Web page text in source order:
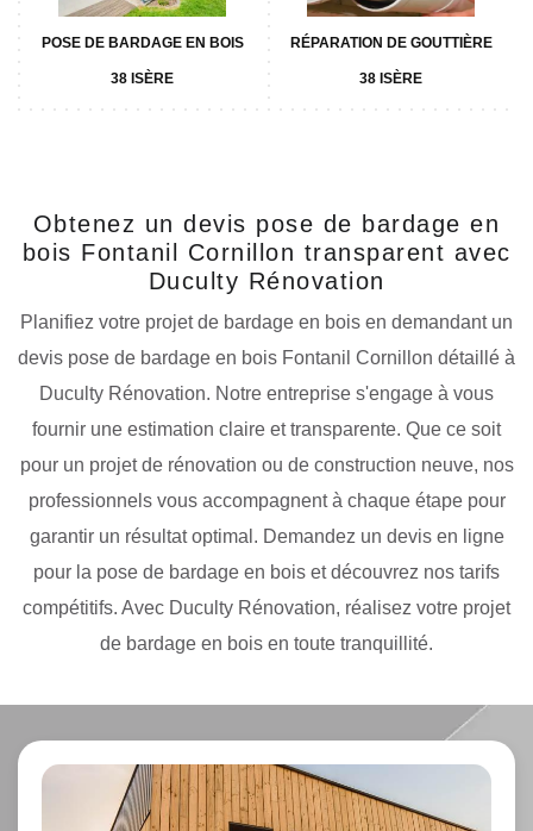
POSE DE BARDAGE EN BOIS
38 ISÈRE
RÉPARATION DE GOUTTIÈRE
38 ISÈRE
Obtenez un devis pose de bardage en
bois Fontanil Cornillon transparent avec
Duculty Rénovation
Planifiez votre projet de bardage en bois en demandant un
devis pose de bardage en bois Fontanil Cornillon détaillé à
Duculty Rénovation. Notre entreprise s'engage à vous
fournir une estimation claire et transparente. Que ce soit
pour un projet de rénovation ou de construction neuve, nos
professionnels vous accompagnent à chaque étape pour
garantir un résultat optimal. Demandez un devis en ligne
pour la pose de bardage en bois et découvrez nos tarifs
compétitifs. Avec Duculty Rénovation, réalisez votre projet
de bardage en bois en toute tranquillité.